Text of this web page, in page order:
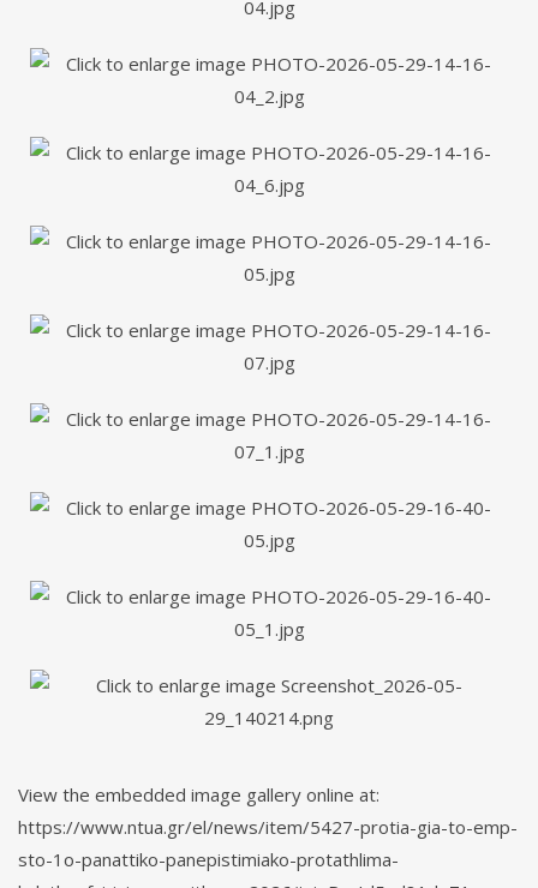
View the embedded image gallery online at:
https://www.ntua.gr/el/news/item/5427-protia-gia-to-emp-
sto-1o-panattiko-panepistimiako-protathlima-